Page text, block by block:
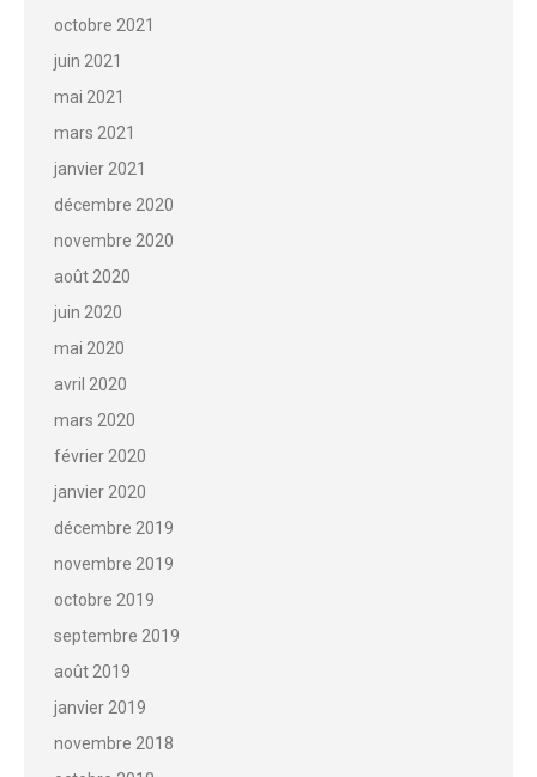
octobre 2021
juin 2021
mai 2021
mars 2021
janvier 2021
décembre 2020
novembre 2020
août 2020
juin 2020
mai 2020
avril 2020
mars 2020
février 2020
janvier 2020
décembre 2019
novembre 2019
octobre 2019
septembre 2019
août 2019
janvier 2019
novembre 2018